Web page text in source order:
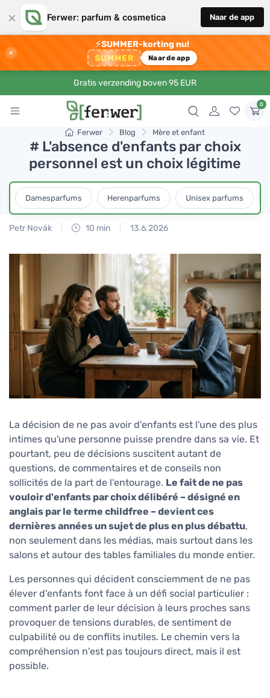
× Ferwer: parfum & cosmetica Naar de app
×
⚡SUMMER-korting nu!
SUMMER Naar de app
Gratis verzending boven 95 EUR
0
Ferwer Blog Mère et enfant
# L'absence d'enfants par choix
personnel est un choix légitime
Damesparfums Herenparfums Unisex parfums
Petr Novák 10 min 13.6.2026
La décision de ne pas avoir d'enfants est l'une des plus
intimes qu'une personne puisse prendre dans sa vie. Et
pourtant, peu de décisions suscitent autant de
questions, de commentaires et de conseils non
sollicités de la part de l'entourage. Le fait de ne pas
vouloir d'enfants par choix délibéré – désigné en
anglais par le terme childfree – devient ces
dernières années un sujet de plus en plus débattu,
non seulement dans les médias, mais surtout dans les
salons et autour des tables familiales du monde entier.
Les personnes qui décident consciemment de ne pas
élever d'enfants font face à un défi social particulier :
comment parler de leur décision à leurs proches sans
provoquer de tensions durables, de sentiment de
culpabilité ou de conflits inutiles. Le chemin vers la
compréhension n'est pas toujours direct, mais il est
possible.